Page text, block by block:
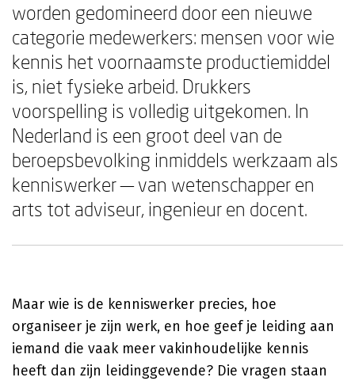
worden gedomineerd door een nieuwe
categorie medewerkers: mensen voor wie
kennis het voornaamste productiemiddel
is, niet fysieke arbeid. Drukkers
voorspelling is volledig uitgekomen. In
Nederland is een groot deel van de
beroepsbevolking inmiddels werkzaam als
kenniswerker — van wetenschapper en
arts tot adviseur, ingenieur en docent.
Maar wie is de kenniswerker precies, hoe
organiseer je zijn werk, en hoe geef je leiding aan
iemand die vaak meer vakinhoudelijke kennis
heeft dan zijn leidinggevende? Die vragen staan